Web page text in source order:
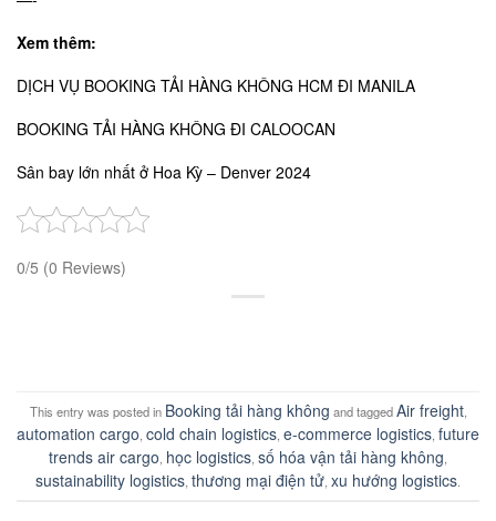
Xem thêm:
DỊCH VỤ BOOKING TẢI HÀNG KHÔNG HCM ĐI MANILA
BOOKING TẢI HÀNG KHÔNG ĐI CALOOCAN
Sân bay lớn nhất ở Hoa Kỳ – Denver 2024
0/5 (0 Reviews)
This entry was posted in Booking tải hàng không and taggedAir freight,
automation cargo cold chain logistics e-commerce logistics future
trends air cargo học logistics số hóa vận tải hàng không
sustainability logistics thương mại điện tử xu hướng logistics